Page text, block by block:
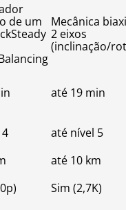
de um
Mecânica
2 eixos
(inclinação/
até 19 min
até nível 5
até 10 km
Sim (2,7K)